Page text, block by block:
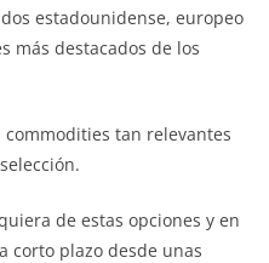
estadounidense, europeo
más destacados de los
tan relevantes
de estas opciones y en
corto plazo desde unas